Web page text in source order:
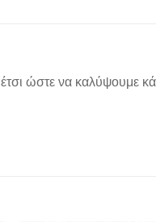
έτσι ώστε να καλύψουμε